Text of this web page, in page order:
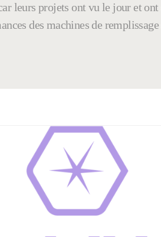
leurs projets ont vu le jour et
des machines de